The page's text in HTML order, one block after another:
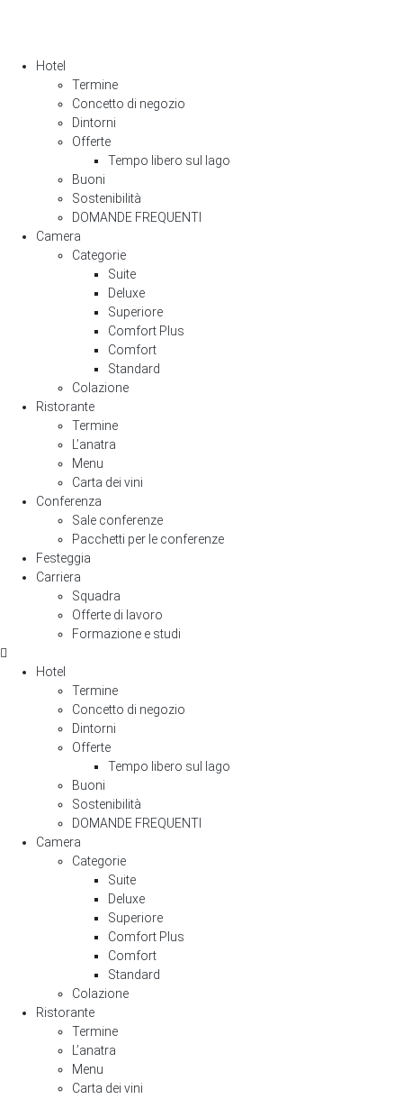
Hotel
Termine
Concetto di negozio
Dintorni
Offerte
Tempo libero sul lago
Buoni
Sostenibilità
DOMANDE FREQUENTI
Camera
Categorie
Suite
Deluxe
Superiore
Comfort Plus
Comfort
Standard
Colazione
Ristorante
Termine
L’anatra
Menu
Carta dei vini
Conferenza
Sale conferenze
Pacchetti per le conferenze
Festeggia
Carriera
Squadra
Offerte di lavoro
Formazione e studi
Hotel
Termine
Concetto di negozio
Dintorni
Offerte
Tempo libero sul lago
Buoni
Sostenibilità
DOMANDE FREQUENTI
Camera
Categorie
Suite
Deluxe
Superiore
Comfort Plus
Comfort
Standard
Colazione
Ristorante
Termine
L’anatra
Menu
Carta dei vini